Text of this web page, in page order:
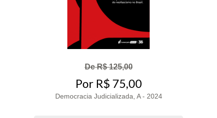
De R$ 125,00
Por R$ 75,00
Democracia Judicializada, A - 2024